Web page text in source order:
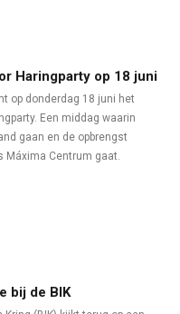
Haringparty op 18 juni
op donderdag 18 juni het
Een middag waarin
gaan en de opbrengst
Máxima Centrum gaat.
bij de BIK